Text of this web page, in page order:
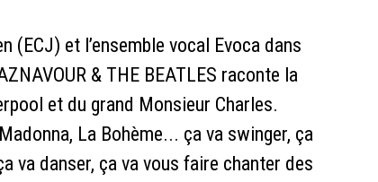
(ECJ) et l’ensemble vocal Evoca dans
& THE BEATLES raconte la
et du grand Monsieur Charles.
La Bohème... ça va swinger, ça
va danser, ça va vous faire chanter des